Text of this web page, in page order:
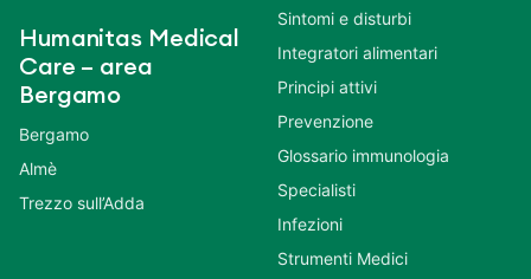
Humanitas Medical
Care – area
Bergamo
Bergamo
Almè
Trezzo sull’Adda
Sintomi e disturbi
Integratori alimentari
Principi attivi
Prevenzione
Glossario immunologia
Specialisti
Infezioni
Strumenti Medici